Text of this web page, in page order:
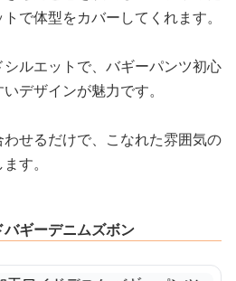
で体型をカバーしてくれます。
シルエットで、バギーパンツ初心
デザインが魅力です。
せるだけで、こなれた雰囲気の
す。
ギーデニムズボン